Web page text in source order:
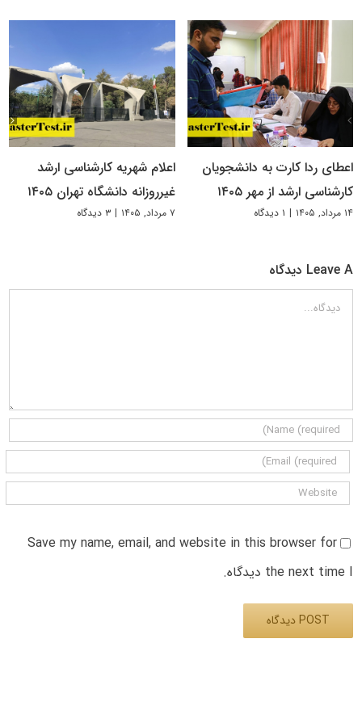
اعطای ردا کارت به دانشجویان
کارشناسی ارشد از مهر ۱۴۰۵
۱۴ مرداد, ۱۴۰۵ | ۱ دیدگاه
اعلام شهریه کارشناسی ارشد
غیرروزانه دانشگاه تهران ۱۴۰۵
۷ مرداد, ۱۴۰۵ | ۳ دیدگاه
Leave A دیدگاه
دیدگاه
Save my name, email, and website in this browser for
the next time I دیدگاه.